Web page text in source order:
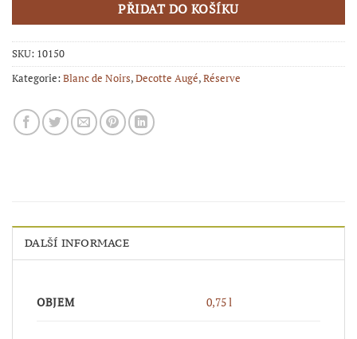
PŘIDAT DO KOŠÍKU
SKU: 10150
Kategorie:Blanc de Noirs,Decotte Augé,Réserve
DALŠÍ INFORMACE
OBJEM 0,75 l